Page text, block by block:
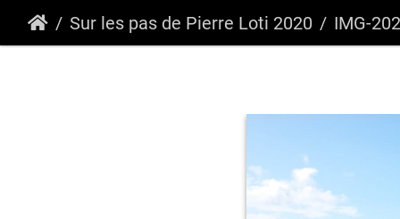
Sur les pas de Pierre Loti 2020 IMG-